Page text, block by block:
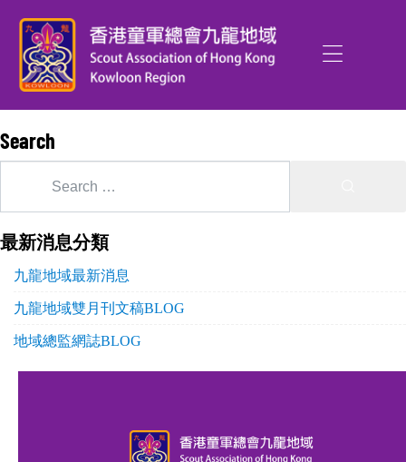
Search
最新消息分類
九龍地域最新消息
九龍地域雙月刊文稿BLOG
地域總監網誌BLOG